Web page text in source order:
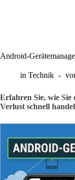
Android-
in Technik
Erfahren Sie, wie
Verlust schnell